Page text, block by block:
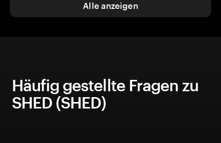
Alle anzeigen
Häufig gestellte Fragen zu
SHED (SHED)